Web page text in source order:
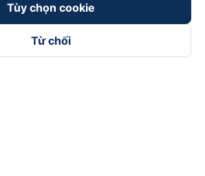
Tùy chọn cookie
Từ chối